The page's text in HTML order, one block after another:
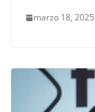
marzo 18, 2025